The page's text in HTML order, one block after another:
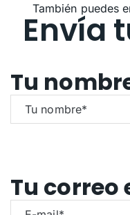
También puedes
Envía
Tu
Tu correo